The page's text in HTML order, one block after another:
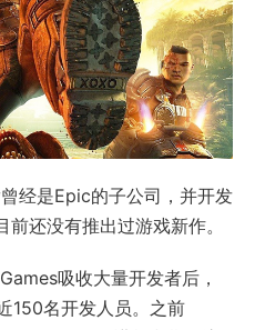
经是Epic的子公司，并开发
还没有推出过游戏新作。
吸收大量开发者后，
150名开发人员。之前